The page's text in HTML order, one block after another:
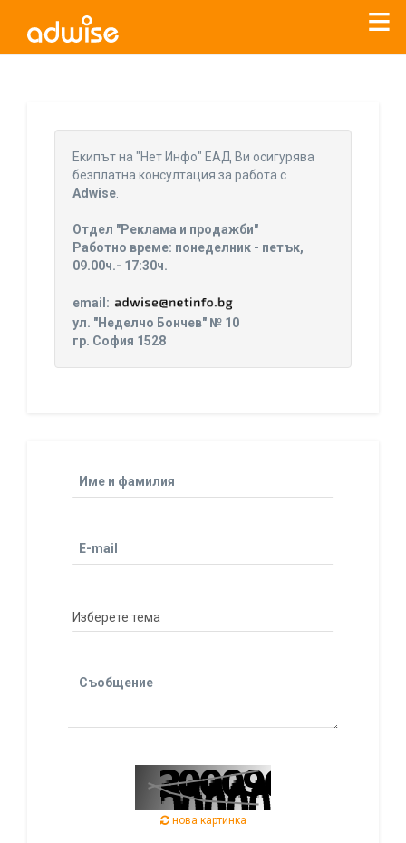
Уважаеми рекламодатели, с настоящото съобщение
бихме искали да Ви уведомим, че „Нет Инфо“ ЕАД (
прекратява услугата Adwiseсчитано от
г
Eкипът на "Нет Инфо" ЕАД Ви осигурява
безплатна консултация за работа с
Adwise.
Отдел "Реклама и продажби"
Работно време: понеделник - петък,
09.00ч.- 17:30ч.
email:
ул. "Неделчо Бончев" № 10
гр. София 1528
Име и фамилия
E-mail
Съобщение
нова картинка